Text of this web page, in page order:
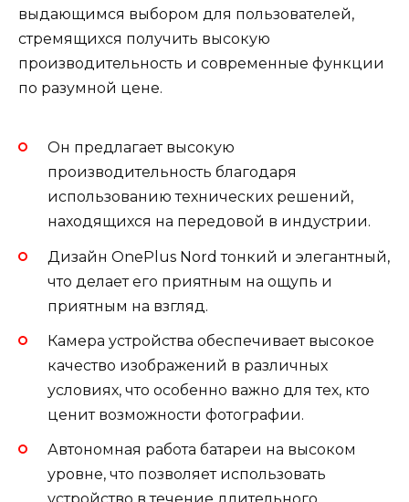
выдающимся выбором для пользователей,
стремящихся получить высокую
производительность и современные функции
по разумной цене.
Он предлагает высокую
производительность благодаря
использованию технических решений,
находящихся на передовой в индустрии.
Дизайн OnePlus Nord тонкий и элегантный,
что делает его приятным на ощупь и
приятным на взгляд.
Камера устройства обеспечивает высокое
качество изображений в различных
условиях, что особенно важно для тех, кто
ценит возможности фотографии.
Автономная работа батареи на высоком
уровне, что позволяет использовать